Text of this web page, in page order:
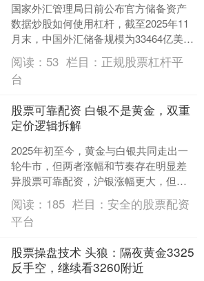
国家外汇管理局日前公布官方储备资产
数据炒股如何使用杠杆，截至2025年11
月末，中国外汇储备规模为33464亿美
元，较10月末上升30亿美元，升幅为
0.09%；....
阅读： 53 栏目： 正规股票杠杆平
台
股票可靠配资 白银不是黄金，双重
定价逻辑拆解
2025年初至今，黄金与白银共同走出一
轮牛市，但两者涨幅和节奏存在明显差
异股票可靠配资，沪银涨幅更大，但行
情启动更晚。沪银主力合约价格由2025
年初的7.5元/....
阅读： 185 栏目：安全的股票配资
平台
股票操盘技术 头狼：隔夜黄金3325
反手空，继续看3260附近